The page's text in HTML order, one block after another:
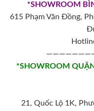
*SHOWROOM
615 Phạm Văn Đồng,
*SHOWROOM
21, Quốc Lộ 1K,